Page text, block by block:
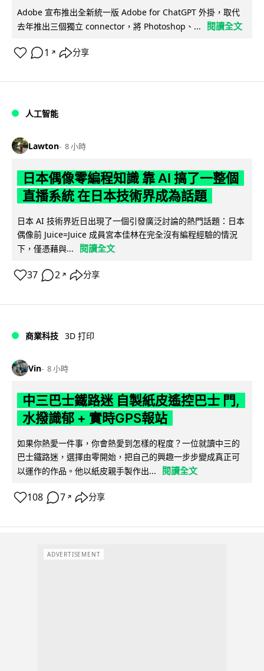
Adobe 宣布推出全新統一版 Adobe for ChatGPT 外掛，取代
去年推出三個獨立 connector，將 Photoshop、...
閱讀全文
1 ↗ 分享
人工智能
Lawton 8 小時
日本偶像零編程知識 靠 AI 搞了一整個
直播系統 在日本技術界成為話題
日本 AI 技術界近日出現了一個引發廣泛討論的熱門話題：日本
偶像前 Juice=Juice 成員宮本佳林在完全沒有編程經驗的情況
下，僅憑藉與...
閱讀全文
37 2 ↗ 分享
商業科技 3D 打印
Vin 8 小時
中三巴士鐵路迷 自製紙皮遙控巴士 門,
水撥識郁 + 實時GPS報站
如果你熱愛一件事，你會熱愛到怎樣的程度？一位就讀中三的
巴士鐵路迷，選擇由零開始，把自己的興趣一步步變成真正可
以運作的作品。他以紙皮親手製作出...
閱讀全文
108 7 ↗ 分享
ADVERTISEMENT